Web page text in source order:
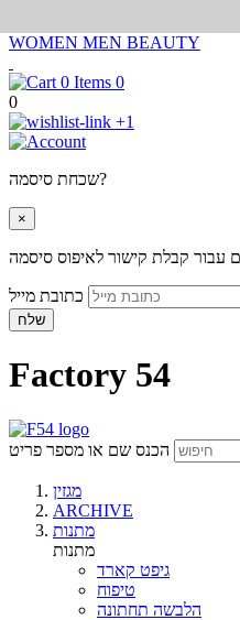
WOMEN MEN BEAUTY
0
0
+1
שכחת סיסמה?
×
עבור קבלת קישור לאיפוס סיסמה
שלח
Factory 54
הכנס שם או מספר פריט
מגזין
ARCHIVE
מתנות
מתנות
גיפט קארד
טיפוח
הלבשה תחתונה